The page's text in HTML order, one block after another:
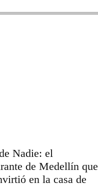
Nadie: el
de Medellín que
en la casa de